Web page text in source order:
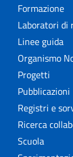
Formazione
Laboratori
Linee guida
Organismo
Progetti
Pubblicazioni
Registri e
Ricerca
Scuola